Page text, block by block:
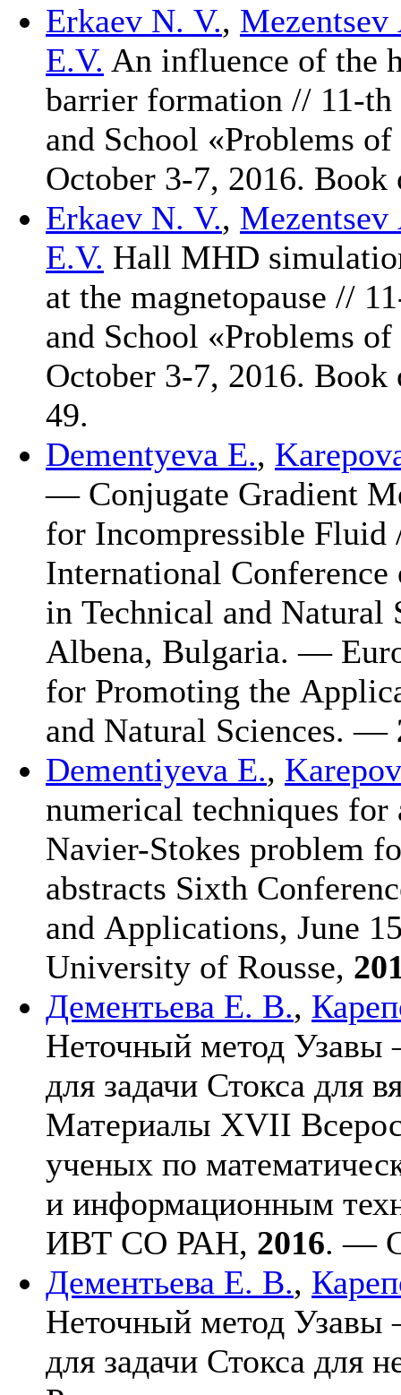
Erkaev N. V., Mezentsev
E.V. An influence of the
barrier formation // 11-
and School «Problems
October 3-7, 2016.
Erkaev N. V., Mezentsev
E.V. Hall MHD
at the magnetopause //
and School «Problems
October 3-7, 2016.
49.
Dementyeva E.,
— Conjugate Gradient
for Incompressible
International
in Technical and Natural
Albena, Bulgaria. —
for Promoting the
and Natural Sciences. —
Dementiyeva E.,
numerical techniques
Navier-Stokes problem
abstracts Sixth
and Applications, June
University of Rousse,
Дементьева Е. В.,
Неточный метод Узавы
для задачи Стокса для
Материалы XVII
ученых по
и информационным
ИВТ СО РАН, 2016. —
Дементьева Е. В.,
Неточный метод Узавы
для задачи Стокса для